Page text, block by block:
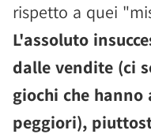
rispetto a quei
L'assoluto
dalle vendite (ci
giochi che
peggiori),